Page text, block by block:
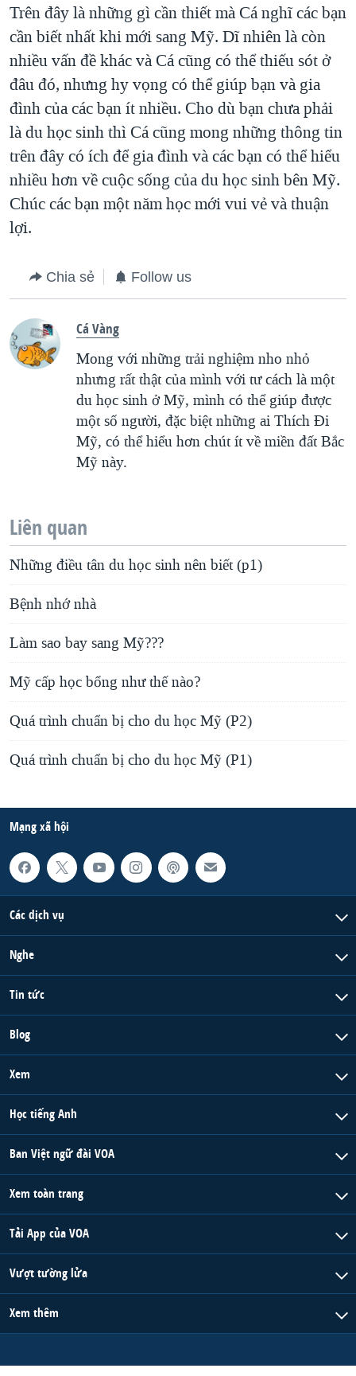
Trên đây là những gì cần thiết mà Cá nghĩ các bạn
cần biết nhất khi mới sang Mỹ. Dĩ nhiên là còn
nhiều vấn đề khác và Cá cũng có thể thiếu sót ở
đâu đó, nhưng hy vọng có thể giúp bạn và gia
đình của các bạn ít nhiều. Cho dù bạn chưa phải
là du học sinh thì Cá cũng mong những thông tin
trên đây có ích để gia đình và các bạn có thể hiểu
nhiều hơn về cuộc sống của du học sinh bên Mỹ.
Chúc các bạn một năm học mới vui vẻ và thuận
lợi.
Chia sẻ Follow us
Cá Vàng
Mong với những trải nghiệm nho nhỏ
nhưng rất thật của mình với tư cách là một
du học sinh ở Mỹ, mình có thể giúp được
một số người, đặc biệt những ai Thích Đi
Mỹ, có thể hiểu hơn chút ít về miền đất Bắc
Mỹ này.
Liên quan
Những điều tân du học sinh nên biết (p1)
Bệnh nhớ nhà
Làm sao bay sang Mỹ???
Mỹ cấp học bổng như thế nào?
Quá trình chuẩn bị cho du học Mỹ (P2)
Quá trình chuẩn bị cho du học Mỹ (P1)
Mạng xã hội
Các dịch vụ
Nghe
Tin tức
Blog
Xem
Học tiếng Anh
Ban Việt ngữ đài VOA
Xem toàn trang
Tải App của VOA
Vượt tường lửa
Xem thêm